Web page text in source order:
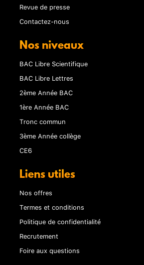
Revue de presse
Contactez-nous
Nos niveaux
BAC Libre Scientifique
BAC Libre Lettres
2ème Année BAC
1ère Année BAC
Tronc commun
3ème Année collège
CE6
Liens utiles
Nos offres
Termes et conditions
Politique de confidentialité
Recrutement
Foire aux questions